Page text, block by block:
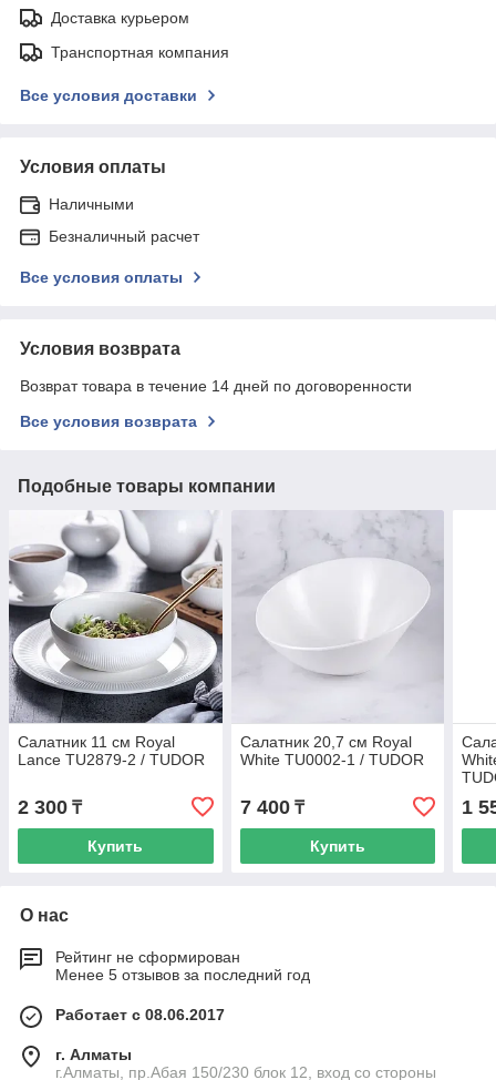
Доставка курьером
Транспортная компания
Все условия доставки
Условия оплаты
Наличными
Безналичный расчет
Все условия оплаты
Условия возврата
Возврат товара в течение 14 дней по договоренности
Все условия возврата
Подобные товары компании
Салатник 11 см Royal
Lance TU2879-2 / TUDOR
2 300 ₸
Купить
Салатник 20,7 см Royal
White TU0002-1 / TUDOR
7 400₸
Купить
1
О нас
Рейтинг не сформирован
Менее 5 отзывов за последний год
Работает с 08.06.2017
г. Алматы
г.Алматы, пр.Абая 150/230 блок 12, вход со стороны